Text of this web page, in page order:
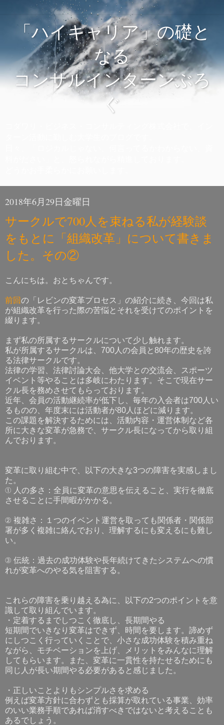
「ハイキャリア」の礎と
なる
コンサルインターンぶろ
ぐ
2018年6月29日金曜日
サークルで700人を束ねる私が経験談
をもとに「組織改革」について書きま
した。その②
こんにちは。おとちゃんです。
前回の「レビンの変革プロセス」の紹介に続き、今回は私
が組織改革を行った際の苦悩とそれを受けてのポイントを
綴ります。
まず私の所属するサークルについて少し触れます。
私が所属するサークルは、700人の会員と80年の歴史を誇
る法律サークルです。
法律の学習、法律討論大会、他大学との交流会、スポーツ
イベント等やることは多岐にわたります。そこで現在サー
クル長を務めさせてもらっております。
近年、会員の活動継続率が低下し、毎年の入会者は700人い
るものの、年度末には活動者が80人ほどに減ります。
この課題を解決するためには、活動内容・運営体制など各
所に大きな変革が急務で、サークル長になってから取り組
んでおります。
変革に取り組む中で、以下の大きな3つの障害を実感しまし
た。
① 人の多さ：全員に変革の意思を伝えること、実行を徹底
させることに手間暇がかかる。
② 複雑さ：１つのイベント運営を取っても関係者・関係部
署が多く複雑に絡んでおり、理解するにも変えるにも難し
い。
③ 伝統：過去の成功体験や長年続けてきたシステムへの慣
れが変革へのやる気を阻害する。
これらの障害を乗り越える為に、以下の2つのポイントを意
識して取り組んでいます。
・定着するまでしつこく徹底し、長期間やる
短期間でいきなり変革はできず、時間を要します。諦めず
にしつこく行っていくことで、小さな成功体験を積み重ね
ながら、モチベーションを上げ、メリットをみんなに理解
してもらいます。また、変革に一貫性を持たせるためにも
同じ人が長い期間やる必要があると感じました。
・正しいことよりもシンプルさを求める
例えば変革方針に合わずとも採算が取れている事業、効率
のいい業務手順であれば消すべきではないと考えることも
あるでしょう。